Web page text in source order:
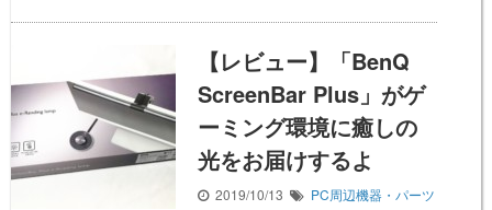
【レビュー】「BenQ
ScreenBar Plus」がゲ
ーミング環境に癒しの
光をお届けするよ
2019/10/13
PC周辺機器・パーツ